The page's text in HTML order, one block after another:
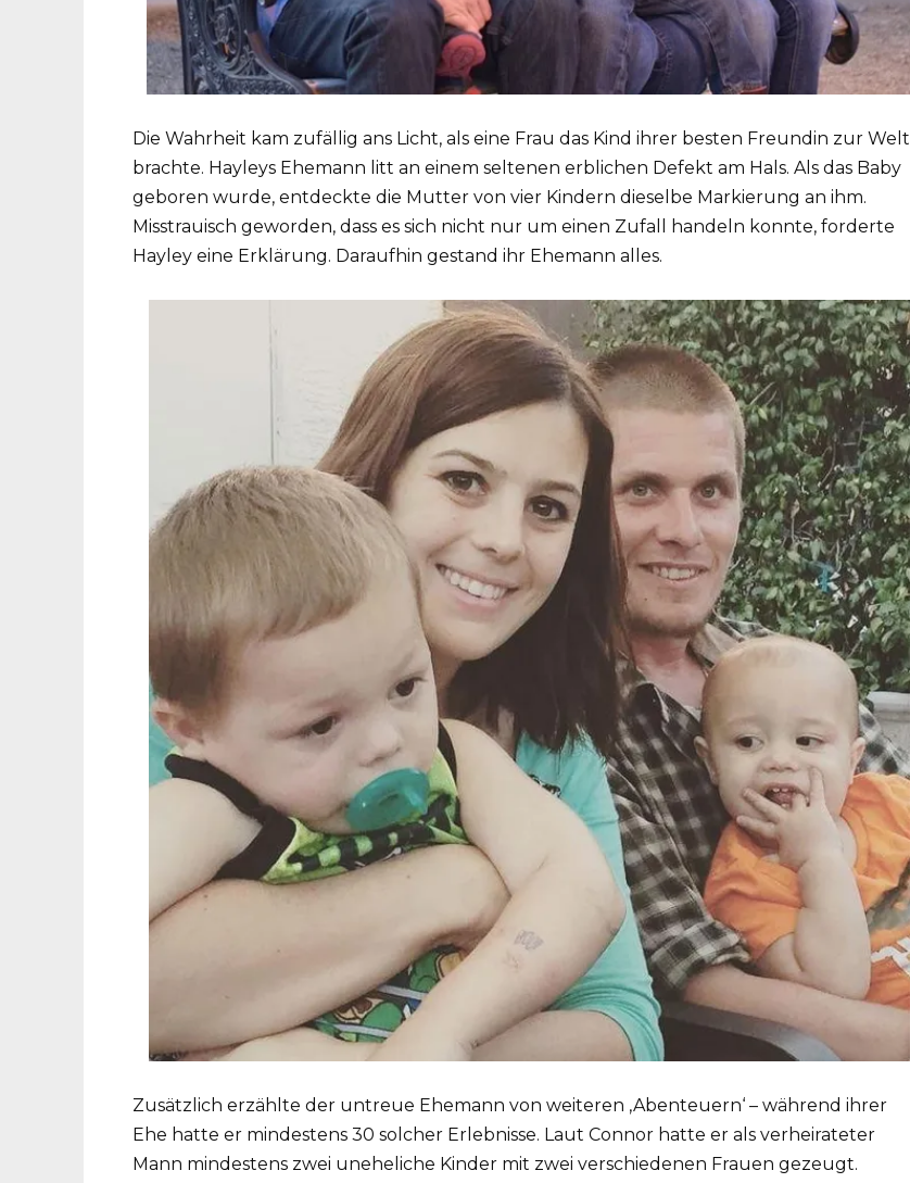
Die Wahrheit kam zufällig ans Licht, als eine Frau das Kind ihrer besten Freundin zur Welt
brachte. Hayleys Ehemann litt an einem seltenen erblichen Defekt am Hals. Als das Baby
geboren wurde, entdeckte die Mutter von vier Kindern dieselbe Markierung an ihm.
Misstrauisch geworden, dass es sich nicht nur um einen Zufall handeln konnte, forderte
Hayley eine Erklärung. Daraufhin gestand ihr Ehemann alles.
Zusätzlich erzählte der untreue Ehemann von weiteren ‚Abenteuern‘ – während ihrer
Ehe hatte er mindestens 30 solcher Erlebnisse. Laut Connor hatte er als verheirateter
Mann mindestens zwei uneheliche Kinder mit zwei verschiedenen Frauen gezeugt.